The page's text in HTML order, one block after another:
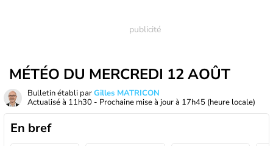
MÉTÉO DU MERCREDI 12 AOÛT
Bulletin établi parGilles MATRICON
Actualisé à 11h30 - Prochaine mise à jour à 17h45 (heure locale)
En bref